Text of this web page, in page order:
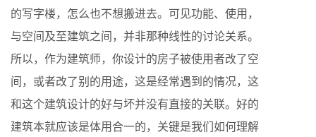
的写字楼，怎么也不想搬进去。可见功能、使用，
与空间及至建筑之间，并非那种线性的讨论关系。
所以，作为建筑师，你设计的房子被使用者改了空
间，或者改了别的用途，这是经常遇到的情况，这
和这个建筑设计的好与坏并没有直接的关联。好的
建筑本就应该是体用合一的，关键是我们如何理解